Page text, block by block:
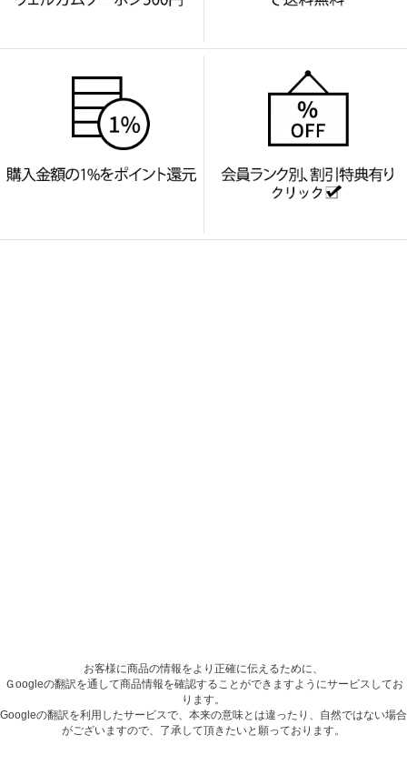
お客様に商品の情報をより正確に伝えるために、
Ｇoogleの翻訳を通して商品情報を確認することができますようにサービスしてお
ります。
Googleの翻訳を利用したサービスで、本来の意味とは違ったり、自然ではない場合
がございますので、了承して頂きたいと願っております。